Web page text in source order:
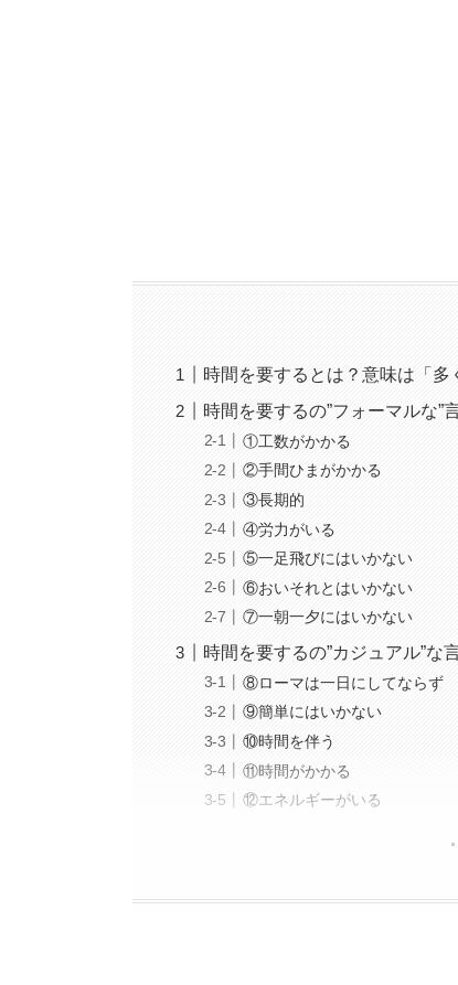
時間を要するとは？意味は「多
時間を要するの”フォーマルな”
①工数がかかる
②手間ひまがかかる
③長期的
④労力がいる
⑤一足飛びにはいかない
⑥おいそれとはいかない
⑦一朝一夕にはいかない
時間を要するの”カジュアル”な
⑧ローマは一日にしてならず
⑨簡単にはいかない
⑩時間を伴う
⑪時間がかかる
⑫エネルギーがいる